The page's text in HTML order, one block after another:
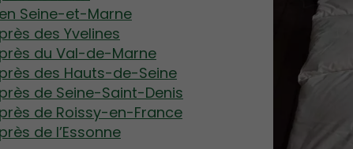
Seine-et-Marne
des Yvelines
du Val-de-Marne
des Hauts-de-Seine
de Seine-Saint-Denis
de Roissy-en-France
de l’Essonne